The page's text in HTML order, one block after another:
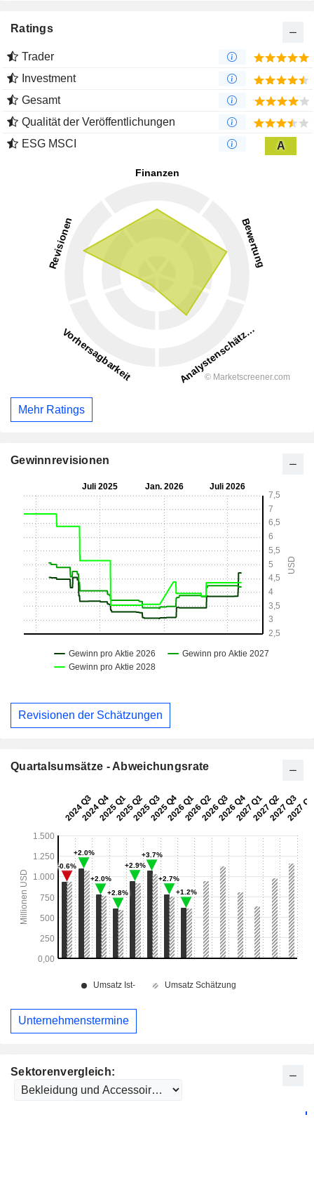
Sektorenvergleich:
Ratings
Trader
Investment
Gesamt
Qualität der Veröffentlichungen
ESG MSCI
A
Mehr Ratings
Gewinnrevisionen
Revisionen der Schätzungen
Quartalsumsätze - Abweichungsrate
Unternehmenstermine